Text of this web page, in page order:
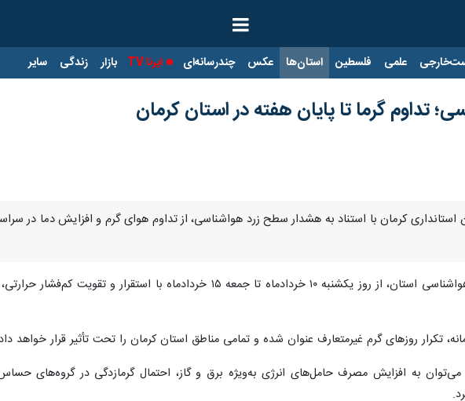
علمی فلسطین استان‌ها عکس چندرسانه‌ای ایرنا TV بازار زندگی سایر
تداوم گرما تا پایان هفته در استان کرمان